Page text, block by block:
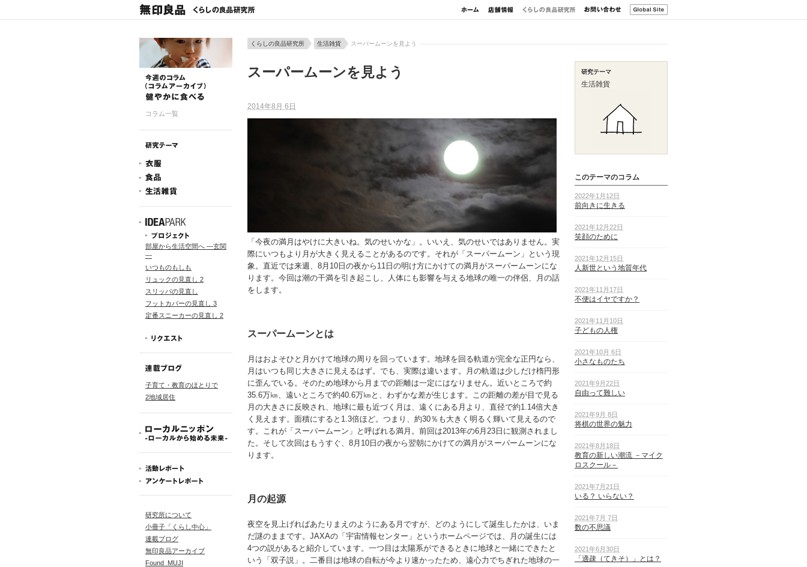
コラム一覧
部屋から生活空間へ ―玄関
―
いつものもしも
リュックの見直し 2
スリッパの見直し
フットカバーの見直し 3
定番スニーカーの見直し 2
子育て・教育のほとりで
2地域居住
研究所について
小冊子「くらし中心」
連載ブログ
無印良品アーカイブ
Found_MUJI
くらしの良品研究所 生活雑貨 スーパームーンを見よう
スーパームーンを見よう
2014年8月 6日
「今夜の満月はやけに大きいね。気のせいかな」。いいえ、気のせいではありません。実
際にいつもより月が大きく見えることがあるのです。それが「スーパームーン」という現
象。直近では来週、8月10日の夜から11日の明け方にかけての満月がスーパームーンにな
ります。今回は潮の干満を引き起こし、人体にも影響を与える地球の唯一の伴侶、月の話
をします。
スーパームーンとは
月はおよそひと月かけて地球の周りを回っています。地球を回る軌道が完全な正円なら、
月はいつも同じ大きさに見えるはず。でも、実際は違います。月の軌道は少しだけ楕円形
に歪んでいる。そのため地球から月までの距離は一定にはなりません。近いところで約
35.6万㎞、遠いところで約40.6万㎞と、わずかな差が生じます。この距離の差が目で見る
月の大きさに反映され、地球に最も近づく月は、遠くにある月より、直径で約1.14倍大き
く見えます。面積にすると1.3倍ほど。つまり、約30％も大きく明るく輝いて見えるので
す。これが「スーパームーン」と呼ばれる満月。前回は2013年の6月23日に観測されまし
た。そして次回はもうすぐ、8月10日の夜から翌朝にかけての満月がスーパームーンにな
ります。
月の起源
夜空を見上げればあたりまえのようにある月ですが、どのようにして誕生したかは、いま
だ謎のままです。JAXAの「宇宙情報センター」というホームページでは、月の誕生には
4つの説があると紹介しています。一つ目は太陽系ができるときに地球と一緒にできたと
いう「双子説」。二番目は地球の自転が今より速かったため、遠心力でちぎれた地球の一
研究テーマ
生活雑貨
このテーマのコラム
2022年1月12日
前向きに生きる
2021年12月22日
笑顔のために
2021年12月15日
人新世という地質年代
2021年11月17日
不便はイヤですか？
2021年11月10日
子どもの人権
2021年10月 6日
小さなものたち
2021年9月22日
自由って難しい
2021年9月 8日
将棋の世界の魅力
2021年8月18日
教育の新しい潮流 －マイク
ロスクール－
2021年7月21日
いる？ いらない？
2021年7月 7日
数の不思議
2021年6月30日
「適疎（てきそ）」とは？